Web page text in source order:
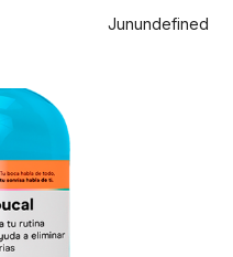
Junundefined